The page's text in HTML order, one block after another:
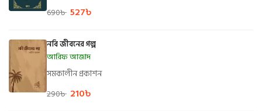
690৳ 527৳
নবি জীবনের গল্প
আরিফ আজাদ
সমকালীন প্রকাশন
290৳ 210৳